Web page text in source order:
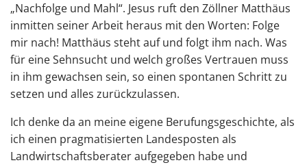
„Nachfolge und Mahl“. Jesus ruft den Zöllner Matthäus
inmitten seiner Arbeit heraus mit den Worten: Folge
mir nach! Matthäus steht auf und folgt ihm nach. Was
für eine Sehnsucht und welch großes Vertrauen muss
in ihm gewachsen sein, so einen spontanen Schritt zu
setzen und alles zurückzulassen.
Ich denke da an meine eigene Berufungsgeschichte, als
ich einen pragmatisierten Landesposten als
Landwirtschaftsberater aufgegeben habe und